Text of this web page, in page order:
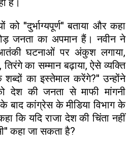
को ''दुर्भाग्यपूर्ण'' बताया और कहा
जनता का अपमान हैं। नवीन ने
घटनाओं पर अंकुश लगाया,
का सम्मान बढ़ाया, ऐसे व्यक्ति
का इस्तेमाल करेंगे?'' उन्होंने
देश की जनता से माफी मांगनी
बाद कांग्रेस के मीडिया विभाग के
कि यदि राजा देश की चिंता नहीं
कहा जा सकता है?